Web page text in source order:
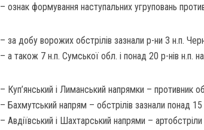
– ознак формування наступальних угруповань
– за добу ворожих обстрілів зазнали р-ни 3 н.п.
– а також 7 н.п. Сумської обл. і понад 20 р-нів н.п.
– Куп’янський і Лиманський напрямки – противник
– Бахмутський напрям – обстрілів зазнали понад 15
– Авдіївський і Шахтарський напрями –